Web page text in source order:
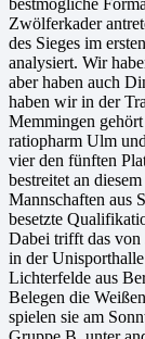
Zwölferkader
des Sieges im
analysiert. Wir
aber haben auch
haben wir in der
Memmingen
ratiopharm Ulm
vier den fünften
bestreitet an
Mannschaften aus
besetzte
Dabei trifft das von
in der
Lichterfelde aus
Belegen die
spielen sie am